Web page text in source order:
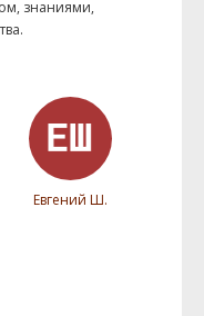
знаниями,
Евгений Ш.